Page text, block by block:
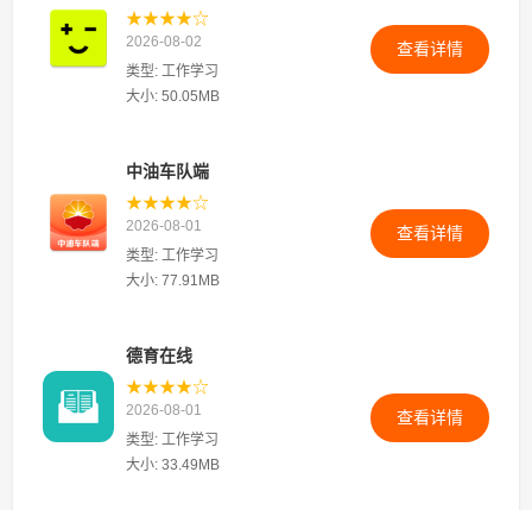
★★★★☆
2026-08-02
类型: 工作学习
大小: 50.05MB
查看详情
中油车队端
★★★★☆
2026-08-01
类型: 工作学习
大小: 77.91MB
查看详情
德育在线
★★★★☆
2026-08-01
类型: 工作学习
大小: 33.49MB
查看详情